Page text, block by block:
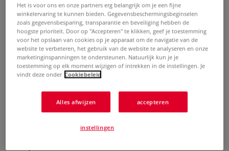
CANSON® | GRADUATE SKETCH &
NOTES aantekenboekje —
hardcover
Dit aantekenboekje is perfect voor snelle aantekeningen,
krabbels & schetsjes. Zo kun je je invallen vastleggen,
voordat het moment voorbij is en je ze vergeet.
Het is voor ons en onze partners erg belangrijk om je een fijne
winkelervaring te kunnen bieden. Gegevensbeschermingsbeginselen
zoals gegevensbesparing, transparantie en beveiliging hebben de
hoogste prioriteit. Door op "Accepteren" te klikken, geef je toestemming
voor het opslaan van cookies op je apparaat om de navigatie van de
website te verbeteren, het gebruik van de website te analyseren en onze
marketinginspanningen te ondersteunen. Natuurlijk kun je je
toestemming op elk moment wijzigen of intrekken in de instellingen. Je
vindt deze onder Cookiebeleid
Alles afwijzen accepteren
instellingen